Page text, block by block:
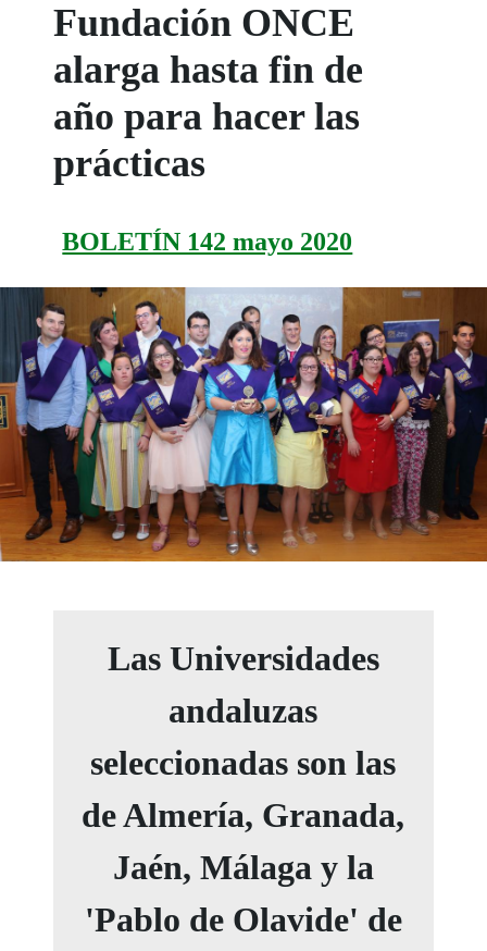
Fundación ONCE
alarga hasta fin de
año para hacer las
prácticas
BOLETÍN 142 mayo 2020
Las Universidades
andaluzas
seleccionadas son las
de Almería, Granada,
Jaén, Málaga y la
'Pablo de Olavide' de